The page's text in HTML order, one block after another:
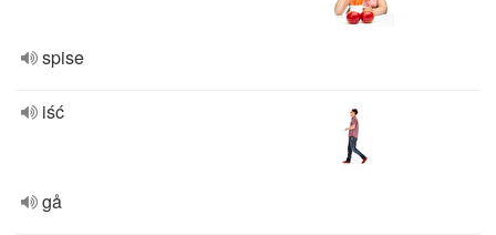
spise
iść
gå